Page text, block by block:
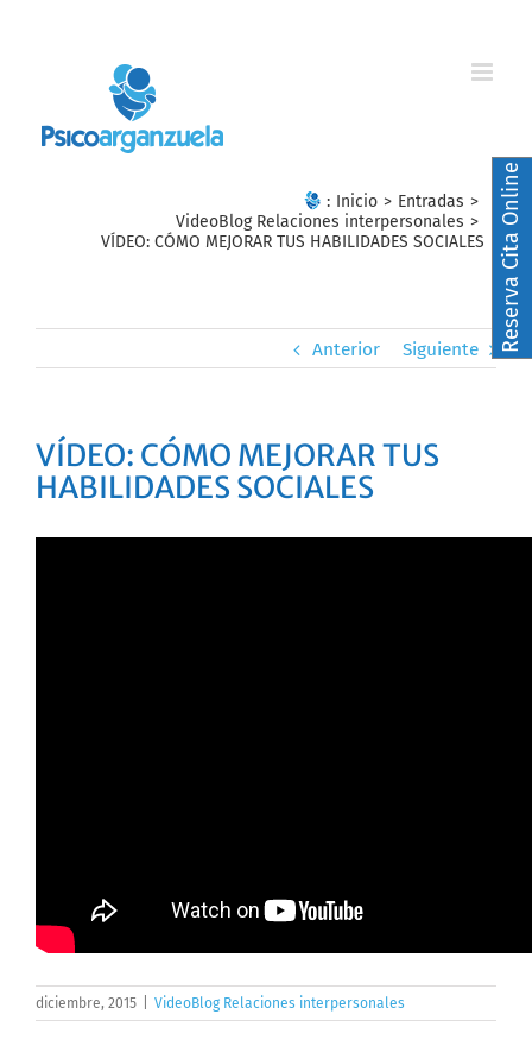
: Inicio > Entradas >
VideoBlog Relaciones interpersonales >
VÍDEO: CÓMO MEJORAR TUS HABILIDADES SOCIALES
Anterior Siguiente
VÍDEO: CÓMO MEJORAR TUS
HABILIDADES SOCIALES
diciembre, 2015 VideoBlog Relaciones interpersonales
Reserva Cita Online